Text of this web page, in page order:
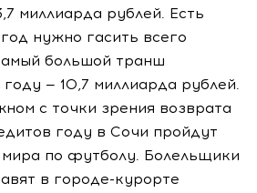
миллиарда рублей. Есть
нужно гасить всего
большой транш
— 10,7 миллиарда рублей.
с точки зрения возврата
году в Сочи пройдут
по футболу. Болельщики
в городе-курорте